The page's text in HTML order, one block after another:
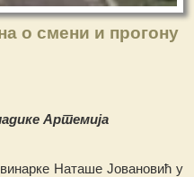
о смени и прогону
Артемија
Наташе Јовановић у